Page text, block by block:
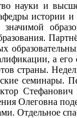
науки и
а его
страны.
семинары.
Стефанович
Олеговна
Отдельное